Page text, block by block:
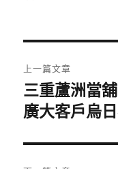
章
導
覽
上一篇文章
上
一
文
章:
三重蘆洲當
廣大客戶烏